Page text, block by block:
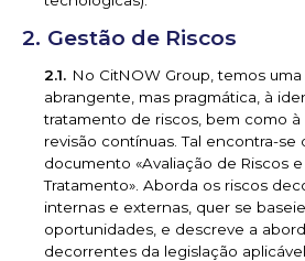
Gestão de Riscos
No CitNOW Group, temos
abrangente, mas pragmática, à
tratamento de riscos, bem como
revisão contínuas. Tal encontra-
documento «Avaliação de Riscos
Tratamento». Aborda os riscos
internas e externas, quer se
oportunidades, e descreve a
decorrentes da legislação aplicável.